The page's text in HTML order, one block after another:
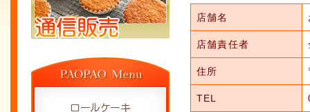
店舗名
店舗責任者
住所
TEL